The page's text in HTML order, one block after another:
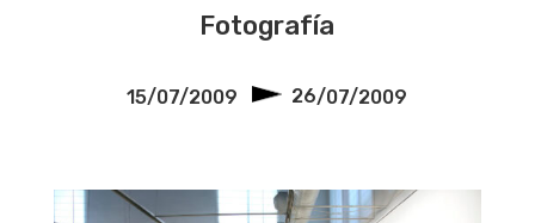
Fotografía
15/07/2009 26/07/2009